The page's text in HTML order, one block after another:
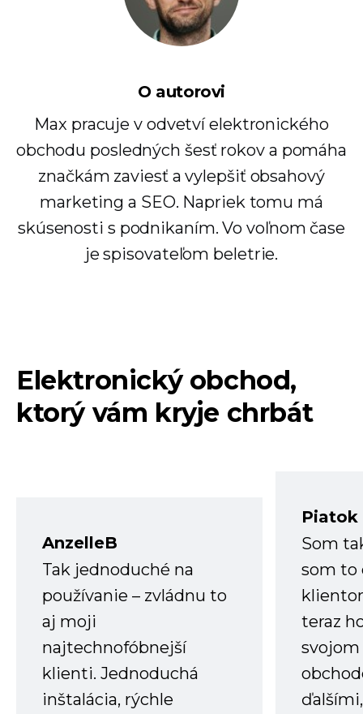
O autorovi
Max pracuje v odvetví elektronického
obchodu posledných šesť rokov a pomáha
značkám zaviesť a vylepšiť obsahový
marketing a SEO. Napriek tomu má
skúsenosti s podnikaním. Vo voľnom čase
je spisovateľom beletrie.
Elektronický obchod,
ktorý vám kryje chrbát
AnzelleB
Tak jednoduché na
používanie – zvládnu to
aj moji
najtechnofóbnejší
klienti. Jednoduchá
inštalácia, rýchle
Piatok
Som
som to
teraz